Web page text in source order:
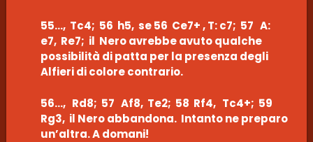
55…, Tc4; 56 h5, se 56 Ce7+ , T: c7; 57 A:
e7, Re7; il Nero avrebbe avuto qualche
possibilità di patta per la presenza degli
Alfieri di colore contrario.
56…, Rd8; 57 Af8, Te2; 58 Rf4, Tc4+; 59
Rg3, il Nero abbandona. Intanto ne preparo
un’altra. A domani!